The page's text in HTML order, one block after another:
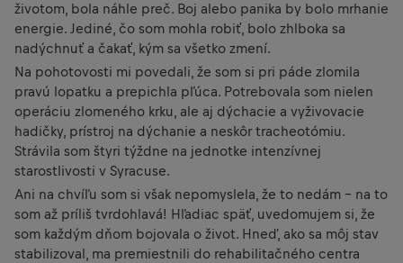
životom, bola náhle preč. Boj alebo panika by bolo mrhanie
energie. Jediné, čo som mohla robiť, bolo zhlboka sa
nadýchnuť a čakať, kým sa všetko zmení.
Na pohotovosti mi povedali, že som si pri páde zlomila
pravú lopatku a prepichla pľúca. Potrebovala som nielen
operáciu zlomeného krku, ale aj dýchacie a vyživovacie
hadičky, prístroj na dýchanie a neskôr tracheotómiu.
Strávila som štyri týždne na jednotke intenzívnej
starostlivosti v Syracuse.
Ani na chvíľu som si však nepomyslela, že to nedám – na to
som až príliš tvrdohlavá! Hľadiac späť, uvedomujem si, že
som každým dňom bojovala o život. Hneď, ako sa môj stav
stabilizoval, ma premiestnili do rehabilitačného centra